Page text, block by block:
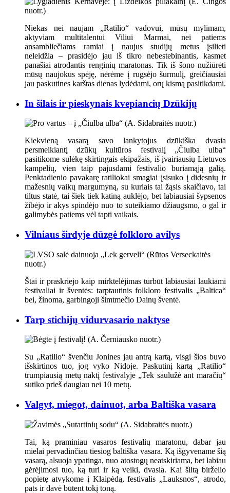
Niekas nei naujam „Ratilio“ vadovui, mūsų mylimam,
aktyviam multitalentui Viliui Marmai, nei patiems
ansambliečiams ramiai į naujus studijų metus įsilieti
neleidžia – prasidėjo jau iš tikro nebestebinantis, kasmet
panašiai atrodantis renginių maratonas. Tik iš šono nužiūrėti
mūsų naujokus spėję, nėrėme į rugsėjo šurmulį, greičiausiai
jau paskutines karštas dienas lydėdami, orų kismą pasitikdami.
In šilais ir pieskynais kvepiancių Dzūkijų
Kiekvieną vasarą savo lankytojus dzūkiška dvasia
persmelkiantį dzūkų kultūros festivalį „Čiulba ulba“
pasitikome sulėkę skirtingais ekipažais, iš įvairiausių Lietuvos
kampelių, vien taip pajusdami festivalio buriamąją galią.
Penktadienio pavakarę ratiliokai smagiai įsisuko į didesnių ir
mažesnių vaikų margumyną, su kuriais tai žąsis skaičiavo, tai
tiltus statė, tai šiek tiek katiną auklėjo, bet labiausiai šypsenos
žibėjo ir akys spindėjo nuo to suteikiamo džiaugsmo, o gal ir
galimybės patiems vėl tapti vaikais.
Vilniaus širdyje dūzgė folkloro avilys
Štai ir praskriejo kaip mirktelėjimas turbūt labiausiai laukiami
festivaliai ir šventės: tarptautinis folkloro festivalis „Baltica“
bei, žinoma, garbingoji šimtmečio Dainų šventė.
Tarp stichijų vidurvasario naktyse
Su „Ratilio“ švenčiu Jonines jau antrą kartą, visgi šios buvo
išskirtinos tuo, jog vyko Nidoje. Paskutinį kartą „Ratilio“
trumpiausią metų naktį festivalyje „Tek saulužė ant maračių“
sutiko prieš daugiau nei 10 metų.
Valgyt, miegot, dainuot, arba Baltiška vasara
Tai, ką praminiau vasaros festivalių maratonu, dabar jau
mielai pervadinčiau tiesiog baltiška vasara. Ką išgyvename šią
vasarą, alsuoja ypatinga, nuo atostogų neatskiriama, bet labiau
gėrėjimosi tuo, ką turi ir ką veiki, dvasia. Kai šiltą birželio
popietę atvykome į Klaipėdą, festivalis „Lauksnos“, atrodo,
pats ir davė būtent tokį toną.